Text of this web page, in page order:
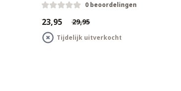
0 beoordelingen
€23,95 €29,95
Tijdelijk uitverkocht